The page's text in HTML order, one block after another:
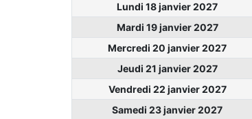
Lundi 18 janvier 2027
Mardi 19 janvier 2027
Mercredi 20 janvier 2027
Jeudi 21 janvier 2027
Vendredi 22 janvier 2027
Samedi 23 janvier 2027